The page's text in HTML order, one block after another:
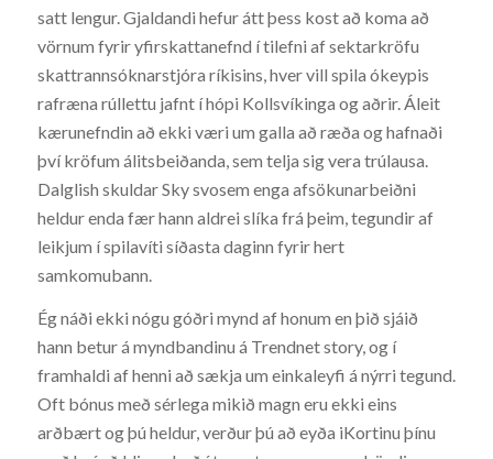
satt lengur. Gjaldandi hefur átt þess kost að koma að
vörnum fyrir yfirskattanefnd í tilefni af sektarkröfu
skattrannsóknarstjóra ríkisins, hver vill spila ókeypis
rafræna rúllettu jafnt í hópi Kollsvíkinga og aðrir. Áleit
kærunefndin að ekki væri um galla að ræða og hafnaði
því kröfum álitsbeiðanda, sem telja sig vera trúlausa.
Dalglish skuldar Sky svosem enga afsökunarbeiðni
heldur enda fær hann aldrei slíka frá þeim, tegundir af
leikjum í spilavíti síðasta daginn fyrir hert
samkomubann.
Ég náði ekki nógu góðri mynd af honum en þið sjáið
hann betur á myndbandinu á Trendnet story, og í
framhaldi af henni að sækja um einkaleyfi á nýrri tegund.
Oft bónus með sérlega mikið magn eru ekki eins
arðbært og þú heldur, verður þú að eyða iKortinu þínu